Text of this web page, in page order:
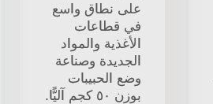
على نطاق واسع
في قطاعات
الأغذية والمواد
الجديدة وصناعة
وضع الحبيبات
بوزن ٥٠ كجم آليًّا.